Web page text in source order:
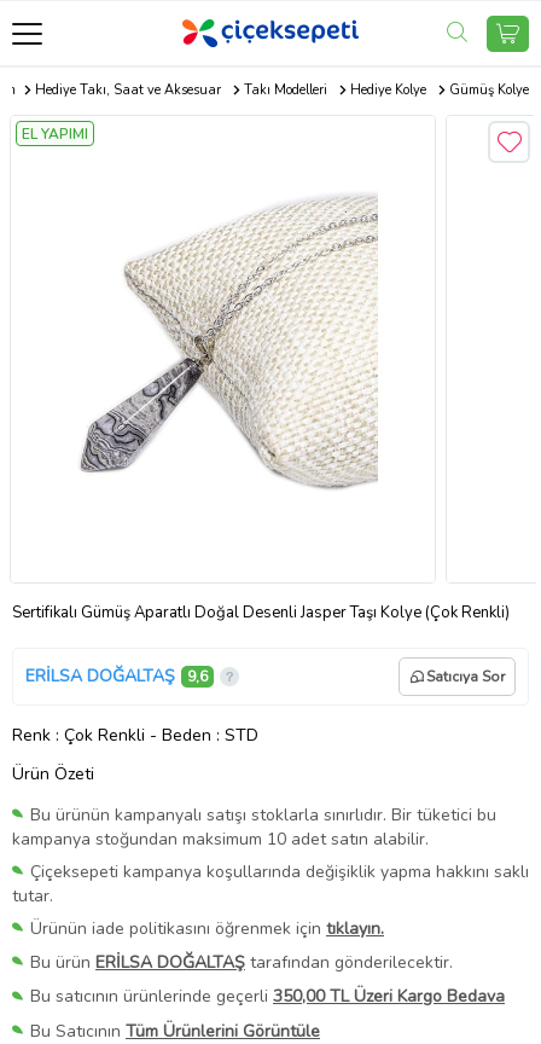
Hediye Takı, Saat ve Aksesuar Takı Modelleri Hediye Kolye Gümüş Kolye
EL YAPIMI
Sertifikalı Gümüş Aparatlı Doğal Desenli Jasper Taşı Kolye (Çok Renkli)
ERİLSA DOĞALTAŞ 9,6 Satıcıya Sor
Renk : Çok Renkli - Beden : STD
Ürün Özeti
Bu ürünün kampanyalı satışı stoklarla sınırlıdır. Bir tüketici bu
kampanya stoğundan maksimum 10 adet satın alabilir.
Çiçeksepeti kampanya koşullarında değişiklik yapma hakkını saklı
tutar.
Ürünün iade politikasını öğrenmek için tıklayın.
Bu ürün ERİLSA DOĞALTAŞ tarafından gönderilecektir.
Bu satıcının ürünlerinde geçerli 350,00 TL Üzeri Kargo Bedava
Bu Satıcının Tüm Ürünlerini Görüntüle